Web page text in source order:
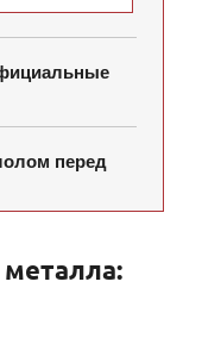
перед